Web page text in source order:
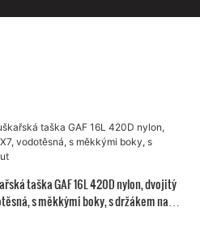
taška GAF 16L 420D nylon, dvojitý
s měkkými boky, s držákem na